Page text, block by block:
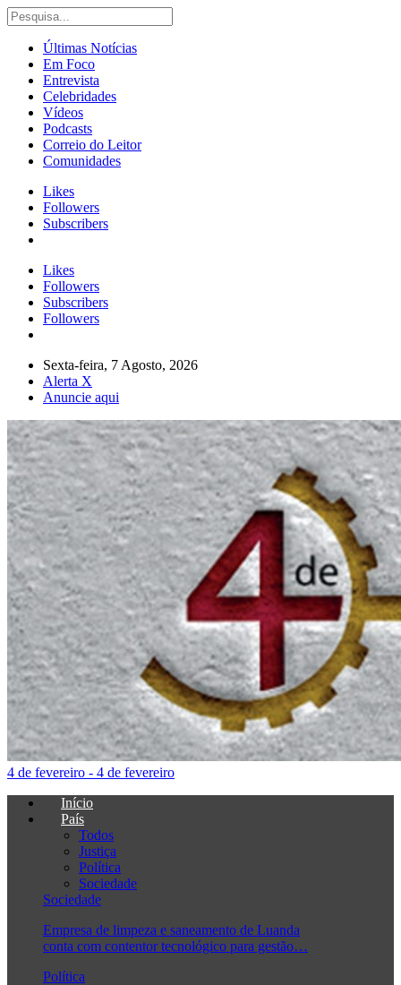
Últimas Notícias
Em Foco
Entrevista
Celebridades
Vídeos
Podcasts
Correio do Leitor
Comunidades
Likes
Followers
Subscribers
Likes
Followers
Subscribers
Followers
Sexta-feira, 7 Agosto, 2026
Alerta X
Anuncie aqui
4 de fevereiro - 4 de fevereiro
Início
País
Todos
Justiça
Política
Sociedade
Sociedade
Empresa de limpeza e saneamento de Luanda
conta com contentor tecnológico para gestão…
Política